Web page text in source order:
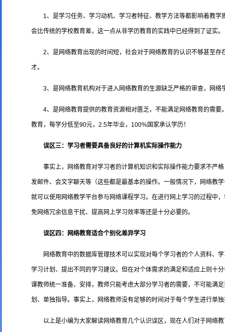
1、是学习任务、学习动机、学习者特征、教学方法等都影响着教
会比传统的学校教育差，这一点从非学历教育的实践中已经得到了证实。
2、是网络教育出现的时间短，社会对于网络教育的认识不够甚至
才。
3、是网络教育机构对于进入网络教育的生源缺乏严格的审查，网
4、是网络教育提供的教育资源相对匮乏，不能满足网络教育的需
教育，每学分低至90元，2.5年毕业，100%国家承认学历！
误区三：学习者需要具备良好的计算机实际操作能力
事实上，网络教育对学习者的计算机知识和实际操作能力要求不严
发邮件、会文字聊天等（这些都是最基本的操作。一般情况下，网络教
就可以使用网络教学平台参与网络课程学习。在进行网上学习的过程中
免网络冗余信息干扰、提高网上学习效率等还是十分必要的。
误区四：网络教育适合个别化差异学习
网络教育中的数据库管理技术可以实现对每个学习者的个人资料、
学习计划、提出不同的学习建议。但在对个体需求的满足和适应上则十
课教师统一准备、安排，教师只能考虑大部分学习者的需要，不可能满
划、单独指导。事实上，网络教师没有足够的时间对于每个学生进行单
以上是小编为大家解读网络教育几个认识误区，现在人们对于网络